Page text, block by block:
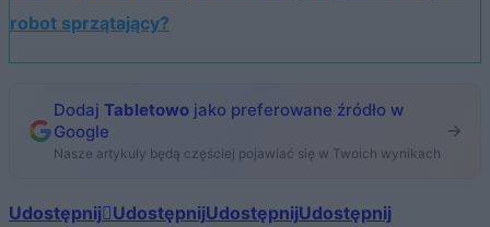
robot sprzątający?
Dodaj Tabletowo jako preferowane źródło w
Google
Nasze artykuły będą częściej pojawiać się w Twoich wynikach
Udostępnij UdostępnijUdostępnijUdostępnij